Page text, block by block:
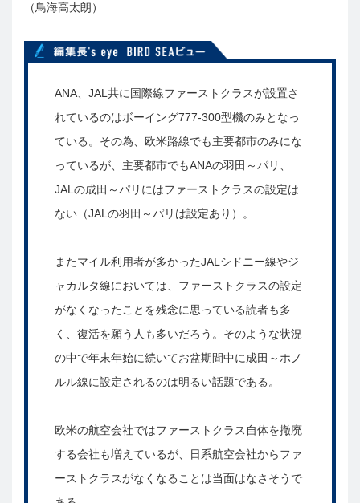
（鳥海高太朗）
ANA、JAL共に国際線ファーストクラスが設置さ
れているのはボーイング777-300型機のみとなっ
ている。その為、欧米路線でも主要都市のみにな
っているが、主要都市でもANAの羽田～パリ、
JALの成田～パリにはファーストクラスの設定は
ない（JALの羽田～パリは設定あり）。
またマイル利用者が多かったJALシドニー線やジ
ャカルタ線においては、ファーストクラスの設定
がなくなったことを残念に思っている読者も多
く、復活を願う人も多いだろう。そのような状況
の中で年末年始に続いてお盆期間中に成田～ホノ
ルル線に設定されるのは明るい話題である。
欧米の航空会社ではファーストクラス自体を撤廃
する会社も増えているが、日系航空会社からファ
ーストクラスがなくなることは当面はなさそうで